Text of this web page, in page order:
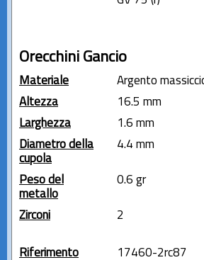
Orecchini Gancio
Materiale
Argento
Altezza
16.5 mm
Larghezza
1.6 mm
Diametro della
cupola
4.4 mm
Peso del
metallo
0.6 gr
Zirconi 2
Riferimento 17460-2rc87